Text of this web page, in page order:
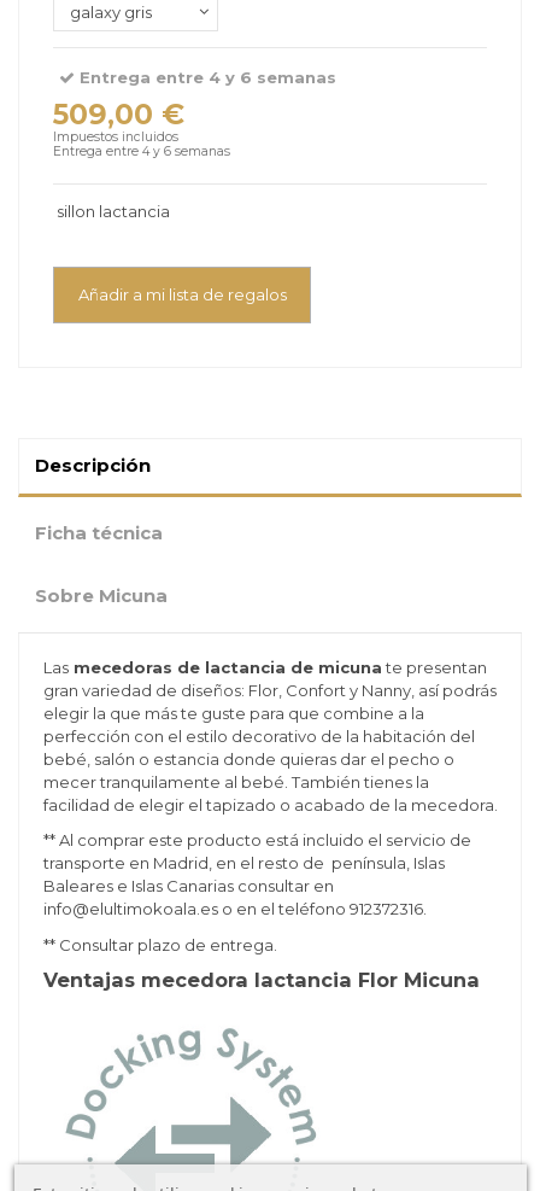
Entrega entre 4 y 6 semanas
509,00 €
Impuestos incluidos
Entrega entre 4 y 6 semanas
sillon lactancia
Añadir a mi lista de regalos
Descripción
Ficha técnica
Sobre Micuna
Lasmecedoras de lactancia de micunate presentan
gran variedad de diseños: Flor, Confort y Nanny, así podrás
elegir la que más te guste para que combine a la
perfección con el estilo decorativo de la habitación del
bebé, salón o estancia donde quieras dar el pecho o
mecer tranquilamente al bebé. También tienes la
facilidad de elegir el tapizado o acabado de la mecedora.
** Al comprar este producto está incluido el servicio de
transporte en Madrid, en el resto de península, Islas
Baleares e Islas Canarias consultar en
info@elultimokoala.es o en el teléfono 912372316.
** Consultar plazo de entrega.
Ventajas mecedora lactancia Flor Micuna